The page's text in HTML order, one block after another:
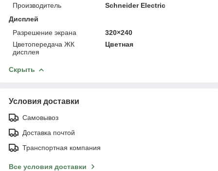
Производитель
Schneider Electric
Дисплей
Разрешение экрана
320×240
Цветопередача ЖК
дисплея
Цветная
Скрыть
Условия доставки
Самовывоз
Доставка почтой
Транспортная компания
Все условия доставки